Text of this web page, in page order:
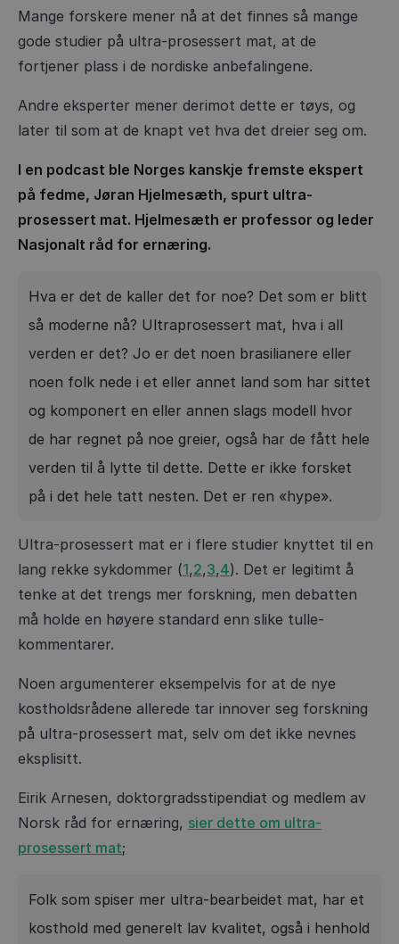
Mange forskere mener nå at det finnes så mange
gode studier på ultra-prosessert mat, at de
fortjener plass i de nordiske anbefalingene.
Andre eksperter mener derimot dette er tøys, og
later til som at de knapt vet hva det dreier seg om.
I en podcast ble Norges kanskje fremste ekspert
på fedme, Jøran Hjelmesæth, spurt ultra-
prosessert mat. Hjelmesæth er professor og leder
Nasjonalt råd for ernæring.
Hva er det de kaller det for noe? Det som er blitt
så moderne nå? Ultraprosessert mat, hva i all
verden er det? Jo er det noen brasilianere eller
noen folk nede i et eller annet land som har sittet
og komponert en eller annen slags modell hvor
de har regnet på noe greier, også har de fått hele
verden til å lytte til dette. Dette er ikke forsket
på i det hele tatt nesten. Det er ren «hype».
Ultra-prosessert mat er i flere studier knyttet til en
lang rekke sykdommer (1,2,3,4). Det er legitimt å
tenke at det trengs mer forskning, men debatten
må holde en høyere standard enn slike tulle-
kommentarer.
Noen argumenterer eksempelvis for at de nye
kostholdsrådene allerede tar innover seg forskning
på ultra-prosessert mat, selv om det ikke nevnes
eksplisitt.
Eirik Arnesen, doktorgradsstipendiat og medlem av
Norsk råd for ernæring, sier dette om ultra-
prosessert mat;
Folk som spiser mer ultra-bearbeidet mat, har et
kosthold med generelt lav kvalitet, også i henhold